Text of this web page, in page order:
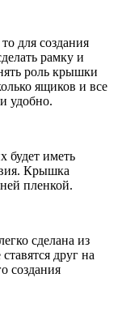
для создания
рамку и
роль крышки
ящиков и все
удобно.
будет иметь
Крышка
пленкой.
сделана из
друг на
создания